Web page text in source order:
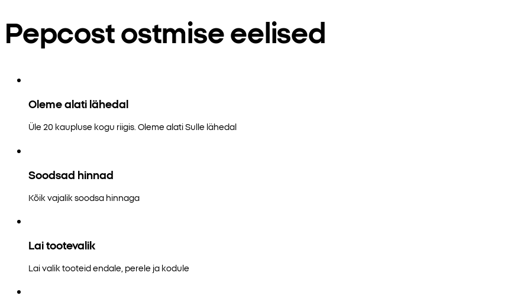
Pepcost ostmise eelised
Oleme alati lähedal
Üle 20 kaupluse kogu riigis. Oleme alati Sulle lähedal
Soodsad hinnad
Kõik vajalik soodsa hinnaga
Lai tootevalik
Lai valik tooteid endale, perele ja kodule